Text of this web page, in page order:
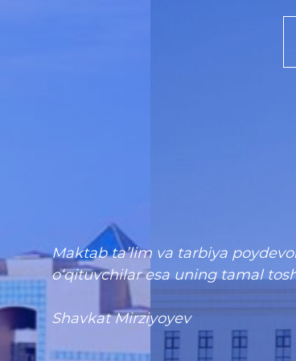
Maktab ta’lim va tarbiya
o‘qituvchilar esa uning tamal
Shavkat Mirziyoyev